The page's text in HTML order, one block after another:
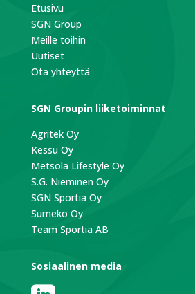
Etusivu
SGN Group
Meille töihin
Uutiset
Ota yhteyttä
SGN Groupin liiketoiminnat
Agritek Oy
Kessu Oy
Metsola Lifestyle Oy
S.G. Nieminen Oy
SGN Sportia Oy
Sumeko Oy
Team Sportia AB
Sosiaalinen media